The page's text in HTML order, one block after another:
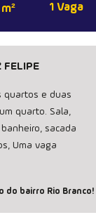
1 Vaga
FELIPE
quartos e duas
quarto. Sala,
sacada
Uma vaga
do bairro Rio Branco!